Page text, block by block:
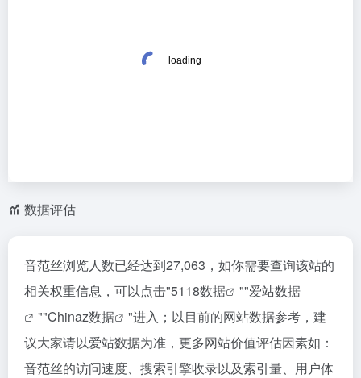
数据评估
音范丝浏览人数已经达到27,063，如你需要查询该站的
相关权重信息，可以点击"5118数据 ""爱站数据
""Chinaz数据
"进入；以目前的网站数据参考，建
议大家请以爱站数据为准，更多网站价值评估因素如：
音范丝的访问速度、搜索引擎收录以及索引量、用户体